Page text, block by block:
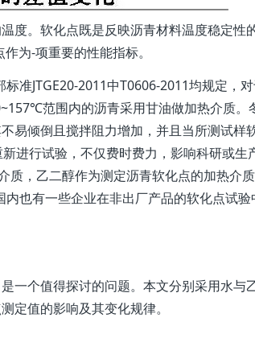
度。软化点既是反映沥青材料温度稳定性
为-项重要的性能指标。
准JTGE20-2011中T0606-2011均规定，
范围内的沥青采用甘油做加热介质。
易倾倒且搅拌阻力增加，并且当所测试样
进行试验，不仅费时费力，影响科研或生
质，乙二醇作为测定沥青软化点的加热介
也有一些企业在非出厂产品的软化点试验
一个值得探讨的问题。本文分别采用水与
定值的影响及其变化规律。